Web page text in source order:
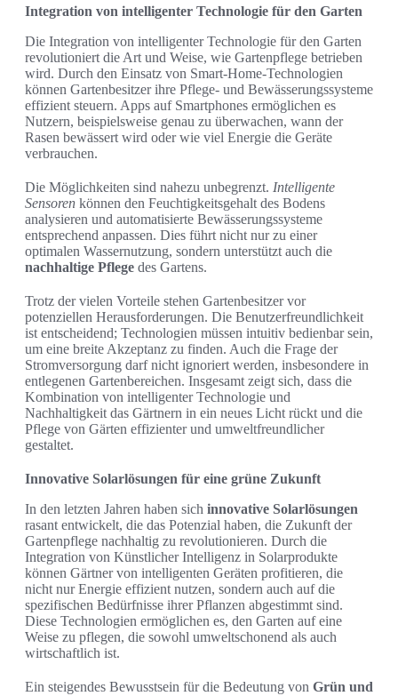
Integration von intelligenter Technologie für den Garten
Die Integration von intelligenter Technologie für den Garten
revolutioniert die Art und Weise, wie Gartenpflege betrieben
wird. Durch den Einsatz von Smart-Home-Technologien
können Gartenbesitzer ihre Pflege- und Bewässerungssysteme
effizient steuern. Apps auf Smartphones ermöglichen es
Nutzern, beispielsweise genau zu überwachen, wann der
Rasen bewässert wird oder wie viel Energie die Geräte
verbrauchen.
Die Möglichkeiten sind nahezu unbegrenzt. Intelligente
Sensoren können den Feuchtigkeitsgehalt des Bodens
analysieren und automatisierte Bewässerungssysteme
entsprechend anpassen. Dies führt nicht nur zu einer
optimalen Wassernutzung, sondern unterstützt auch die
nachhaltige Pflege des Gartens.
Trotz der vielen Vorteile stehen Gartenbesitzer vor
potenziellen Herausforderungen. Die Benutzerfreundlichkeit
ist entscheidend; Technologien müssen intuitiv bedienbar sein,
um eine breite Akzeptanz zu finden. Auch die Frage der
Stromversorgung darf nicht ignoriert werden, insbesondere in
entlegenen Gartenbereichen. Insgesamt zeigt sich, dass die
Kombination von intelligenter Technologie und
Nachhaltigkeit das Gärtnern in ein neues Licht rückt und die
Pflege von Gärten effizienter und umweltfreundlicher
gestaltet.
Innovative Solarlösungen für eine grüne Zukunft
In den letzten Jahren haben sich innovative Solarlösungen
rasant entwickelt, die das Potenzial haben, die Zukunft der
Gartenpflege nachhaltig zu revolutionieren. Durch die
Integration von Künstlicher Intelligenz in Solarprodukte
können Gärtner von intelligenten Geräten profitieren, die
nicht nur Energie effizient nutzen, sondern auch auf die
spezifischen Bedürfnisse ihrer Pflanzen abgestimmt sind.
Diese Technologien ermöglichen es, den Garten auf eine
Weise zu pflegen, die sowohl umweltschonend als auch
wirtschaftlich ist.
Ein steigendes Bewusstsein für die Bedeutung von Grün und